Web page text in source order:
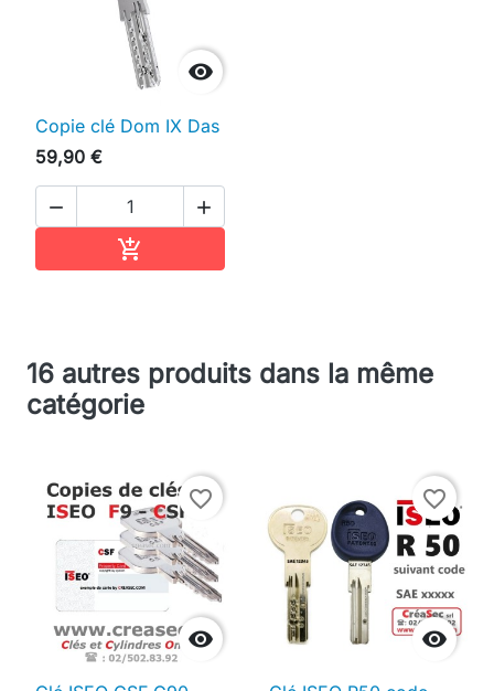

Copie clé Dom IX Das
59,90 €
 

16 autres produits dans la même
catégorie

favorite_border

favorite_border